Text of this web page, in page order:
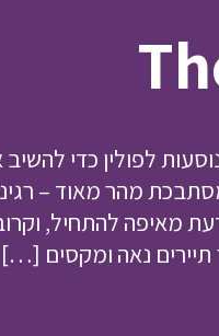
ונכדתה מיקה, נוסעות
מהר מאוד –
מאיפה להתחיל,
נאה ומקסים […]